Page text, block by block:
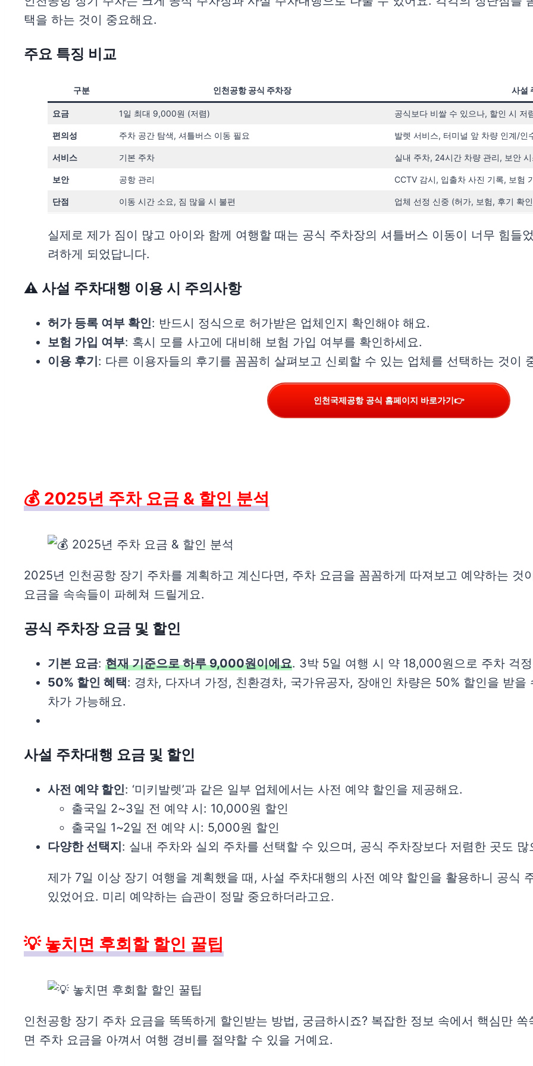
택을 하는 것이 중요해요.
주요 특징 비교
구분 인천공항 공식 주차장 사설
요금 1일 최대 9,000원 (저렴) 공식보다 비쌀 수 있으나, 할인 시 저
편의성 주차 공간 탐색, 셔틀버스 이동 필요 발렛 서비스, 터미널 앞 차량 인계/인
서비스 기본 주차 실내 주차, 24시간 차량 관리, 보안 시
보안 공항 관리 CCTV 감시, 입출차 사진 기록, 보험
단점 이동 시간 소요, 짐 많을 시 불편 업체 선정 신중 (허가, 보험, 후기 확
실제로 제가 짐이 많고 아이와 함께 여행할 때는 공식 주차장의 셔틀버스 이동이 너무 힘들
려하게 되었답니다.
⚠️ 사설 주차대행 이용 시 주의사항
허가 등록 여부 확인: 반드시 정식으로 허가받은 업체인지 확인해야 해요.
보험 가입 여부: 혹시 모를 사고에 대비해 보험 가입 여부를 확인하세요.
이용 후기 : 다른 이용자들의 후기를 꼼꼼히 살펴보고 신뢰할 수 있는 업체를 선택하는 것이
인천국제공항 공식 홈페이지 바로가기👉
💰 2025년 주차 요금 & 할인 분석
2025년 인천공항 장기 주차를 계획하고 계신다면, 주차 요금을 꼼꼼하게 따져보고 예약하는 것
요금을 속속들이 파헤쳐 드릴게요.
공식 주차장 요금 및 할인
기본 요금: 현재 기준으로 하루 9,000원이에요. 3박 5일 여행 시 약 18,000원으로 주차 걱
50% 할인 혜택: 경차, 다자녀 가정, 친환경차, 국가유공자, 장애인 차량은 50% 할인을 받
차가 가능해요.
사설 주차대행 요금 및 할인
사전 예약 할인: ‘미키발렛’과 같은 일부 업체에서는 사전 예약 할인을 제공해요.
출국일 2~3일 전 예약 시: 10,000원 할인
출국일 1~2일 전 예약 시: 5,000원 할인
다양한 선택지: 실내 주차와 실외 주차를 선택할 수 있으며, 공식 주차장보다 저렴한 곳도
제가 7일 이상 장기 여행을 계획했을 때, 사설 주차대행의 사전 예약 할인을 활용하니 공식
있었어요. 미리 예약하는 습관이 정말 중요하더라고요.
💡 놓치면 후회할 할인 꿀팁
인천공항 장기 주차 요금을 똑똑하게 할인받는 방법, 궁금하시죠? 복잡한 정보 속에서 핵심만
면 주차 요금을 아껴서 여행 경비를 절약할 수 있을 거예요.